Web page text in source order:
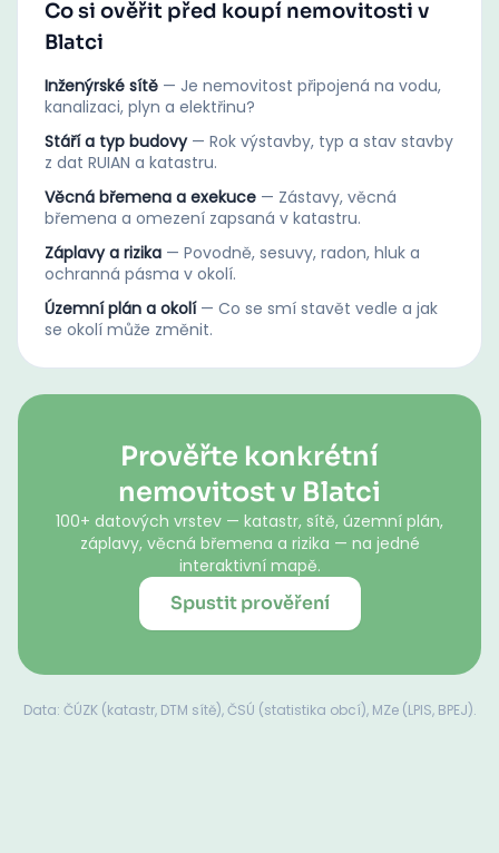
Co si ověřit před koupí nemovitosti v
Blatci
Inženýrské sítě — Je nemovitost připojená na vodu,
kanalizaci, plyn a elektřinu?
Stáří a typ budovy — Rok výstavby, typ a stav stavby
z dat RUIAN a katastru.
Věcná břemena a exekuce — Zástavy, věcná
břemena a omezení zapsaná v katastru.
Záplavy a rizika — Povodně, sesuvy, radon, hluk a
ochranná pásma v okolí.
Územní plán a okolí — Co se smí stavět vedle a jak
se okolí může změnit.
Prověřte konkrétní
nemovitost v Blatci
100+ datových vrstev — katastr, sítě, územní plán,
záplavy, věcná břemena a rizika — na jedné
interaktivní mapě.
Spustit prověření
Data: ČÚZK (katastr, DTM sítě), ČSÚ (statistika obcí), MZe (LPIS, BPEJ).